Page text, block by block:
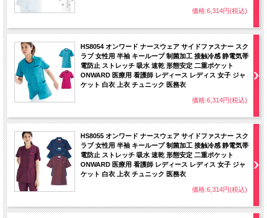
価格:6,314円(税込)
HS8054 オンワード ナースウェア サイドファスナー スク
ラブ 女性用 半袖 キーループ 制菌加工 接触冷感 静電気帯
電防止 ストレッチ 吸水 速乾 形態安定 二重ポケット
ONWARD 医療用 看護師 レディース レディス 女子 ジャ
ケット 白衣 上衣 チュニック 医務衣
価格:6,314円(税込)
HS8055 オンワード ナースウェア サイドファスナー スク
ラブ 女性用 半袖 キーループ 制菌加工 接触冷感 静電気帯
電防止 ストレッチ 吸水 速乾 形態安定 二重ポケット
ONWARD 医療用 看護師 レディース レディス 女子 ジャ
ケット 白衣 上衣 チュニック 医務衣
価格:6,314円(税込)